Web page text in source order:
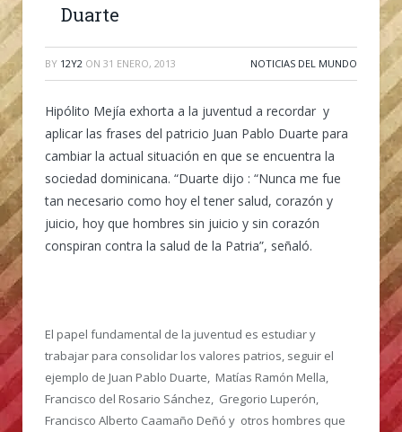
Duarte
BY 12Y2 ON 31 ENERO, 2013 NOTICIAS DEL MUNDO
Hipólito Mejía exhorta a la juventud a recordar y
aplicar las frases del patricio Juan Pablo Duarte para
cambiar la actual situación en que se encuentra la
sociedad dominicana. “Duarte dijo : “Nunca me fue
tan necesario como hoy el tener salud, corazón y
juicio, hoy que hombres sin juicio y sin corazón
conspiran contra la salud de la Patria”, señaló.
El papel fundamental de la juventud es estudiar y
trabajar para consolidar los valores patrios, seguir el
ejemplo de Juan Pablo Duarte, Matías Ramón Mella,
Francisco del Rosario Sánchez, Gregorio Luperón,
Francisco Alberto Caamaño Deñó y otros hombres que